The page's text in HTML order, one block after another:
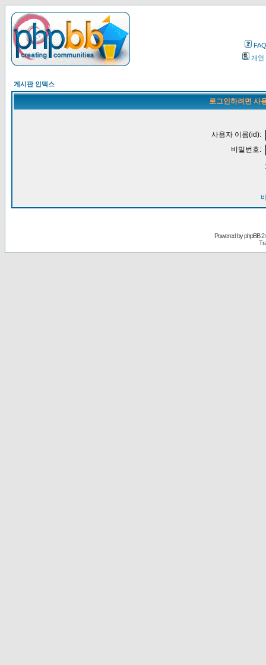
FAQ
개인
게시판 인덱스
로그인하려면 사
사용자 이름(id):
비밀번호:
Powered byphpBB